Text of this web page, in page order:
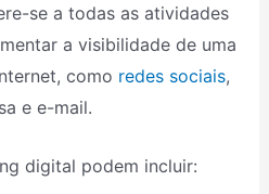
se a todas as atividades
a visibilidade de uma
como redes sociais,
e e-mail.
digital podem incluir: